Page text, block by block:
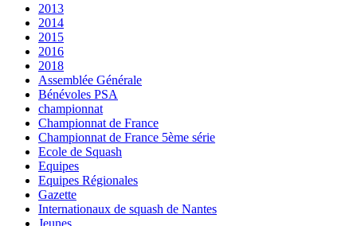
2013
2014
2015
2016
2018
Assemblée Générale
Bénévoles PSA
championnat
Championnat de France
Championnat de France 5ème série
Ecole de Squash
Equipes
Equipes Régionales
Gazette
Internationaux de squash de Nantes
Jeunes